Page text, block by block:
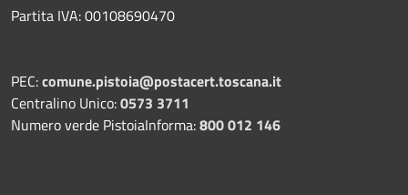
Partita IVA: 00108690470
PEC:comune.pistoia@postacert.toscana.it
Centralino Unico:0573 3711
Numero verde PistoiaInforma:800 012 146